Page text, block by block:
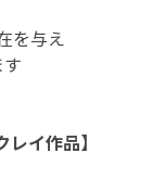
を与え
イ作品】